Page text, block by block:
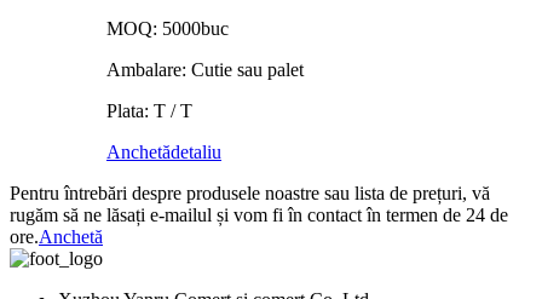
MOQ: 5000buc
Ambalare: Cutie sau palet
Plata: T / T
Anchetădetaliu
Pentru întrebări despre produsele noastre sau lista de prețuri, vă
rugăm să ne lăsați e-mailul și vom fi în contact în termen de 24 de
ore.Anchetă